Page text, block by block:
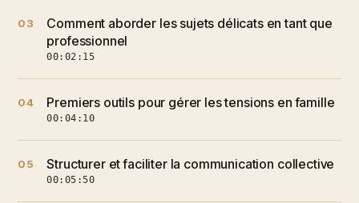
03
Comment aborder les sujets délicats en tant que
professionnel
00:02:15
04 Premiers outils pour gérer les tensions en famille
00:04:10
05 Structurer et faciliter la communication collective
00:05:50